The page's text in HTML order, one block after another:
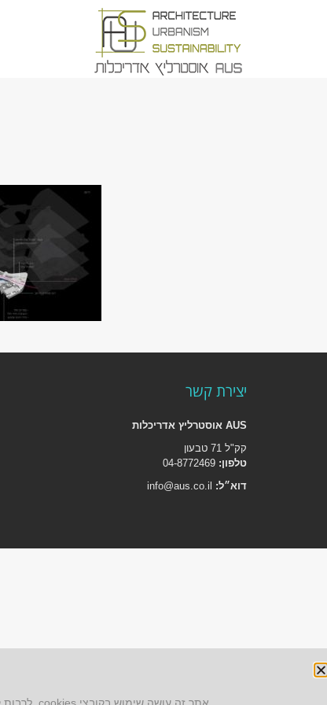
יצירת קשר
AUS אוסטרליץ אדריכלות
קק"ל 71 טבעון
טלפון:
דוא״ל: info@aus.co.il